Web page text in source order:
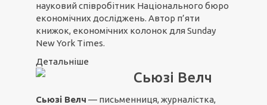
науковий співробітник Національного бюро
економічних досліджень. Автор п’яти
книжок, економічних колонок для Sunday
New York Times.
Детальніше
Сьюзі Велч
Сьюзі Велч — письменниця, журналістка,